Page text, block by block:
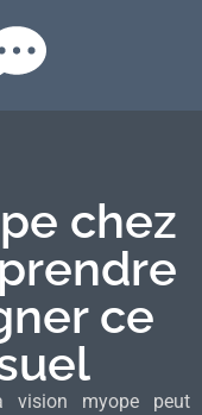
chez
ce
vision myope peut